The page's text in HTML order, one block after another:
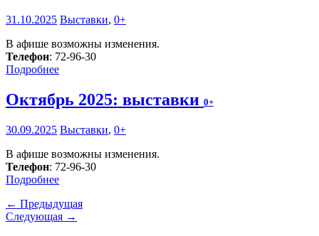
31.10.2025 Выставки, 0+
В афише возможны изменения.
Телефон: 72-96-30
Подробнее
Октябрь 2025: выставки 0+
30.09.2025 Выставки, 0+
В афише возможны изменения.
Телефон: 72-96-30
Подробнее
← Предыдущая
Следующая →